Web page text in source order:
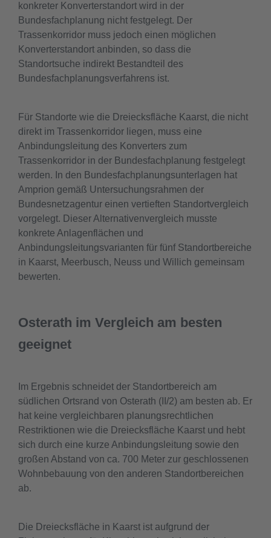
konkreter Konverterstandort wird in der
Bundesfachplanung nicht festgelegt. Der
Trassenkorridor muss jedoch einen möglichen
Konverterstandort anbinden, so dass die
Standortsuche indirekt Bestandteil des
Bundesfachplanungsverfahrens ist.
Für Standorte wie die Dreiecksfläche Kaarst, die nicht
direkt im Trassenkorridor liegen, muss eine
Anbindungsleitung des Konverters zum
Trassenkorridor in der Bundesfachplanung festgelegt
werden. In den Bundesfachplanungsunterlagen hat
Amprion gemäß Untersuchungsrahmen der
Bundesnetzagentur einen vertieften Standortvergleich
vorgelegt. Dieser Alternativenvergleich musste
konkrete Anlagenflächen und
Anbindungsleitungsvarianten für fünf Standortbereiche
in Kaarst, Meerbusch, Neuss und Willich gemeinsam
bewerten.
Osterath im Vergleich am besten
geeignet
Im Ergebnis schneidet der Standortbereich am
südlichen Ortsrand von Osterath (II/2) am besten ab. Er
hat keine vergleichbaren planungsrechtlichen
Restriktionen wie die Dreiecksfläche Kaarst und hebt
sich durch eine kurze Anbindungsleitung sowie den
großen Abstand von ca. 700 Meter zur geschlossenen
Wohnbebauung von den anderen Standortbereichen
ab.
Die Dreiecksfläche in Kaarst ist aufgrund der